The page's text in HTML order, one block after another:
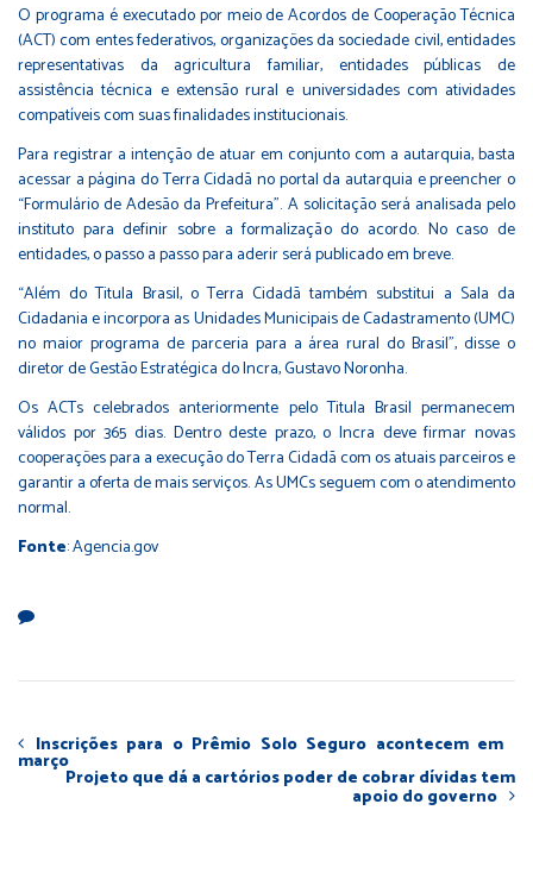
O programa é executado por meio de Acordos de Cooperação Técnica
(ACT) com entes federativos, organizações da sociedade civil, entidades
representativas da agricultura familiar, entidades públicas de
assistência técnica e extensão rural e universidades com atividades
compatíveis com suas finalidades institucionais.
Para registrar a intenção de atuar em conjunto com a autarquia, basta
acessar apágina do Terra Cidadãno portal da autarquia e preencher o
“Formulário de Adesão da Prefeitura”. A solicitação será analisada pelo
instituto para definir sobre a formalização do acordo. No caso de
entidades, o passo a passo para aderir será publicado em breve.
“Além do Titula Brasil, o Terra Cidadã também substitui a Sala da
Cidadania e incorpora as Unidades Municipais de Cadastramento (UMC)
no maior programa de parceria para a área rural do Brasil", disse o
diretor de Gestão Estratégica do Incra, Gustavo Noronha.
Os ACTs celebrados anteriormente pelo Titula Brasil permanecem
válidos por 365 dias. Dentro deste prazo, o Incra deve firmar novas
cooperações para a execução do Terra Cidadã com os atuais parceiros e
garantir a oferta de mais serviços. As UMCs seguem com o atendimento
normal.
Fonte: Agencia.gov
Inscrições para o Prêmio Solo Seguro acontecem em
março
Projeto que dá a cartórios poder de cobrar dívidas tem
apoio do governo